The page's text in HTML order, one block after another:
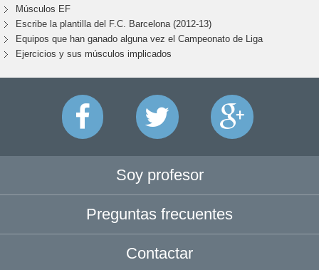
Músculos EF
Escribe la plantilla del F.C. Barcelona (2012-13)
Equipos que han ganado alguna vez el Campeonato de Liga
Ejercicios y sus músculos implicados
Soy profesor
Preguntas frecuentes
Contactar